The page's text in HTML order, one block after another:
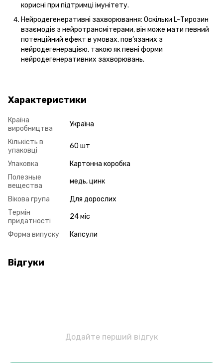
корисні при підтримці імунітету.
Нейродегенеративні захворювання: Оскільки L-Тирозин
взаємодіє з нейротрансмітерами, він може мати певний
потенційний ефект в умовах, пов’язаних з
нейродегенерацією, такою як певні форми
нейродегенеративних захворювань.
Характеристики
Країна
виробництва
Україна
Кількість в
упаковці
60 шт
Упаковка
Картонна коробка
Полезные
вещества
медь, цинк
Вікова група
Для дорослих
Термін
придатності
24 міс
Форма випуску Капсули
Відгуки
Додайте перший відгук